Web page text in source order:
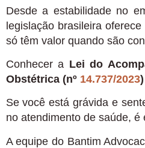
Desde a estabilidade no
legislação brasileira
só têm valor quando são
Conhecer a Lei do
Obstétrica (nº 14.737/2023)
Se você está grávida e
no atendimento de saúde,
A equipe do Bantim